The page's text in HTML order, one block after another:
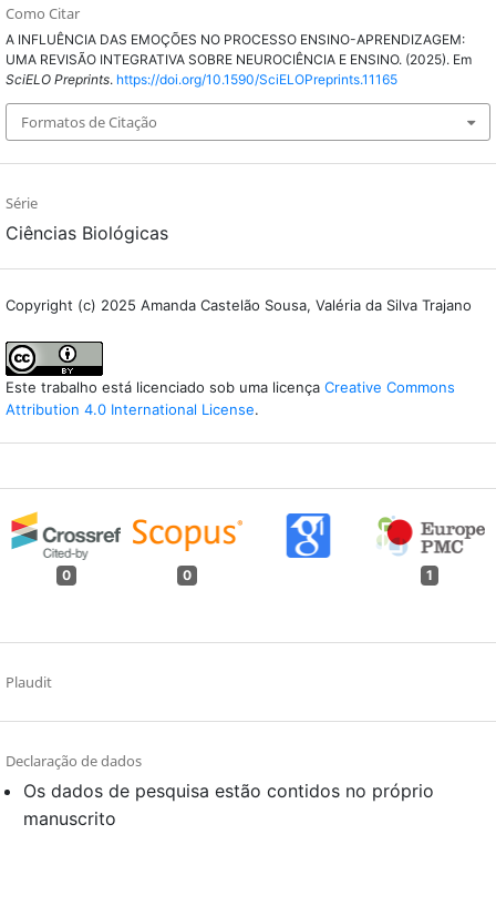
Como Citar
A INFLUÊNCIA DAS EMOÇÕES NO PROCESSO ENSINO-APRENDIZAGEM:
UMA REVISÃO INTEGRATIVA SOBRE NEUROCIÊNCIA E ENSINO. (2025). Em
SciELO Preprints. https://doi.org/10.1590/SciELOPreprints.11165
Formatos de Citação
Série
Ciências Biológicas
Copyright (c) 2025 Amanda Castelão Sousa, Valéria da Silva Trajano
Este trabalho está licenciado sob uma licença Creative Commons
Attribution 4.0 International License.
0 0 1
Plaudit
Declaração de dados
Os dados de pesquisa estão contidos no próprio
manuscrito